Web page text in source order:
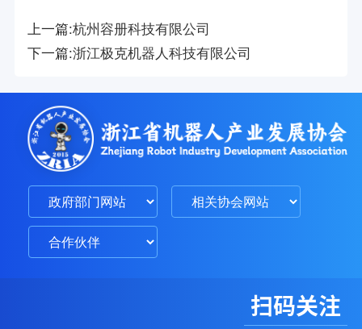
上一篇:杭州容册科技有限公司
下一篇:浙江极克机器人科技有限公司
扫码关注